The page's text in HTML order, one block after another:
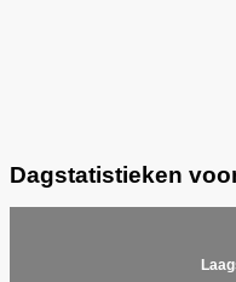
Dagstatistieken